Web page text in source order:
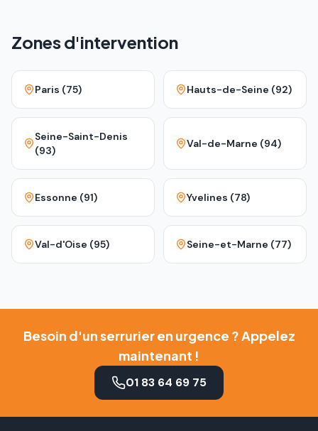
Zones d'intervention
Paris (75) Hauts-de-Seine (92)
Seine-Saint-Denis
(93)
Val-de-Marne (94)
Essonne (91) Yvelines (78)
Val-d'Oise (95) Seine-et-Marne (77)
Besoin d'un serrurier en urgence ? Appelez
maintenant !
01 83 64 69 75